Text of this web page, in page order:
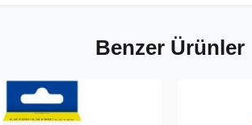
Benzer Ürünler